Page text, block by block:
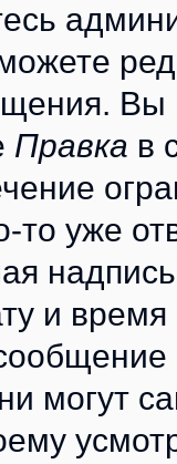
Вы
Правка в
то уже
и
могут